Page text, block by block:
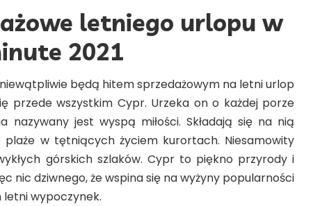
letniego urlopu w
2021
będą hitem sprzedażowym na letni urlop
przede wszystkim Cypr. Urzeka on o każdej porze
nazywany jest wyspą miłości. Składają się na nią
plaże w tętniących życiem kurortach. Niesamowity
górskich szlaków. Cypr to piękno przyrody i
nic dziwnego, że wspina się na wyżyny popularności
wypoczynek.